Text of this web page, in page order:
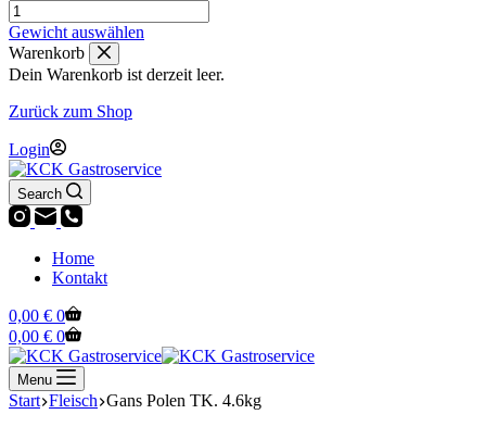
Gans
Polen
TK.
4.6kg
Menge
Gewicht auswählen
Warenkorb
Dein Warenkorb ist derzeit leer.
Zurück zum Shop
Login
Search
Home
Kontakt
Warenkorb
0,00 € 0
Warenkorb
0,00 € 0
Menu
Start Fleisch Gans Polen TK. 4.6kg